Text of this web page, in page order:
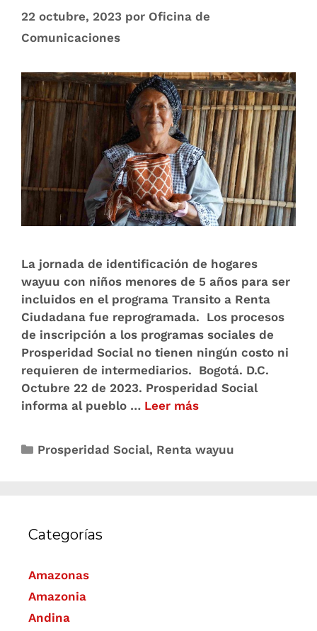
22 octubre, 2023 por Oficina de
Comunicaciones
La jornada de identificación de hogares
wayuu con niños menores de 5 años para ser
incluidos en el programa Transito a Renta
Ciudadana fue reprogramada. Los procesos
de inscripción a los programas sociales de
Prosperidad Social no tienen ningún costo ni
requieren de intermediarios. Bogotá. D.C.
Octubre 22 de 2023. Prosperidad Social
informa al pueblo … Leer más
Prosperidad Social, Renta wayuu
Categorías
Amazonas
Amazonia
Andina